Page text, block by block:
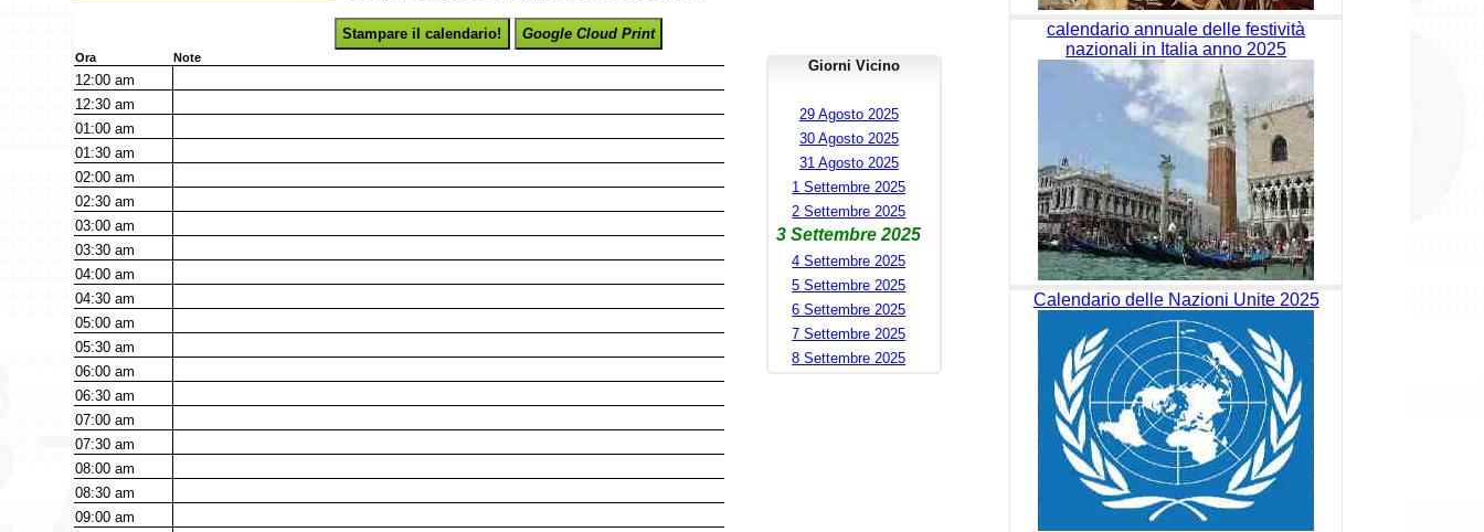
Stampare il calendario! Google Cloud Print
Ora Note
12:00am
12:30am
01:00am
01:30am
02:00am
02:30am
03:00am
03:30am
04:00am
04:30am
05:00am
05:30am
06:00am
06:30am
07:00am
07:30am
08:00am
08:30am
09:00am
Giorni Vicino
29 Agosto 2025
30 Agosto 2025
31 Agosto 2025
1 Settembre 2025
2 Settembre 2025
3 Settembre 2025
4 Settembre 2025
5 Settembre 2025
6 Settembre 2025
7 Settembre 2025
8 Settembre 2025
calendario annuale delle festività
nazionali in Italia anno 2025
Calendario delle Nazioni Unite 2025